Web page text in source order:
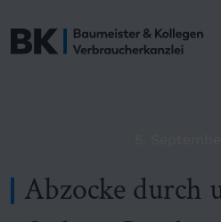
Abzocke durch